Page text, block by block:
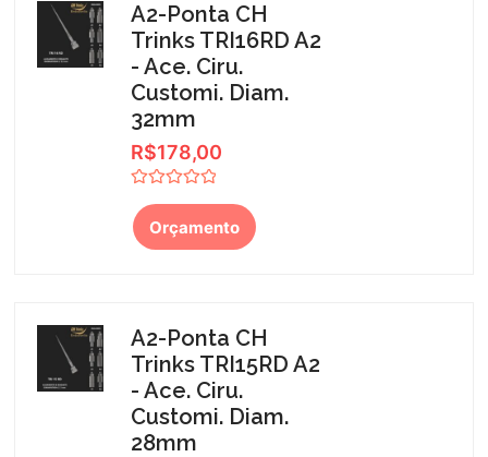
A2-Ponta CH
Trinks TRI16RD A2
- Ace. Ciru.
Customi. Diam.
32mm
R$178,00
0
de
5
Orçamento
A2-Ponta CH
Trinks TRI15RD A2
- Ace. Ciru.
Customi. Diam.
28mm